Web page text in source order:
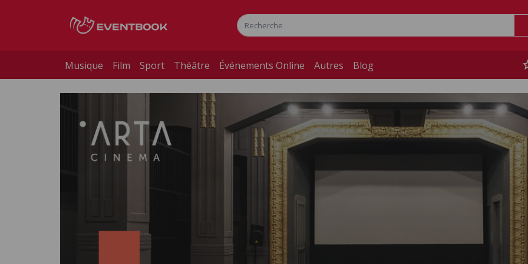
Musique Film Sport Théâtre Événements Online Autres Blog